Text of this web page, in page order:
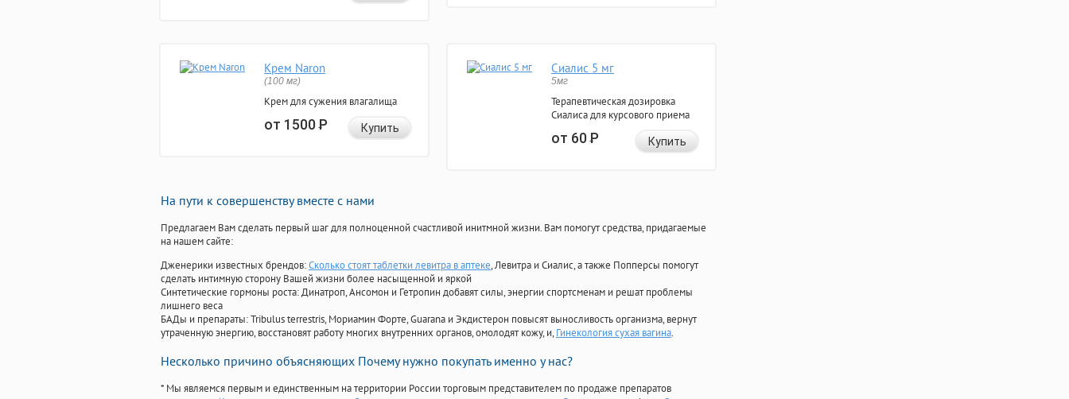
Крем Naron
(100 мг)
Крем для сужения влагалища
от 1500Р Купить
Сиалис 5 мг
5мг
Терапевтическая дозировка
Сиалиса для курсового приема
от 60Р Купить
На пути к совершенству вместе с нами
Предлагаем Вам сделать первый шаг для полноценной счастливой инитмной жизни. Вам помогут средства, придагаемые
на нашем сайте:
Дженерики известных брендов:Сколько стоят таблетки левитра в аптеке, Левитра и Сиалис, а также Попперсы помогут
сделать интимную сторону Вашей жизни более насыщенной и яркой
Синтетические гормоны роста: Динатроп, Ансомон и Гетропин добавят силы, энергии спортсменам и решат проблемы
лишнего веса
БАДы и препараты:Tribulus terrestris, Мориамин Форте, Guarana и Экдистерон повысят выносливость организма, вернут
утраченную энергию, восстановят работу многих внутренних органов, омолодят кожу, и, Гинекология сухая вагина.
Несколько причино объясняющих Почему нужно покупать именно у нас?
* Мы являемся первым и единственным на территории России торговым представителем по продаже препаратов